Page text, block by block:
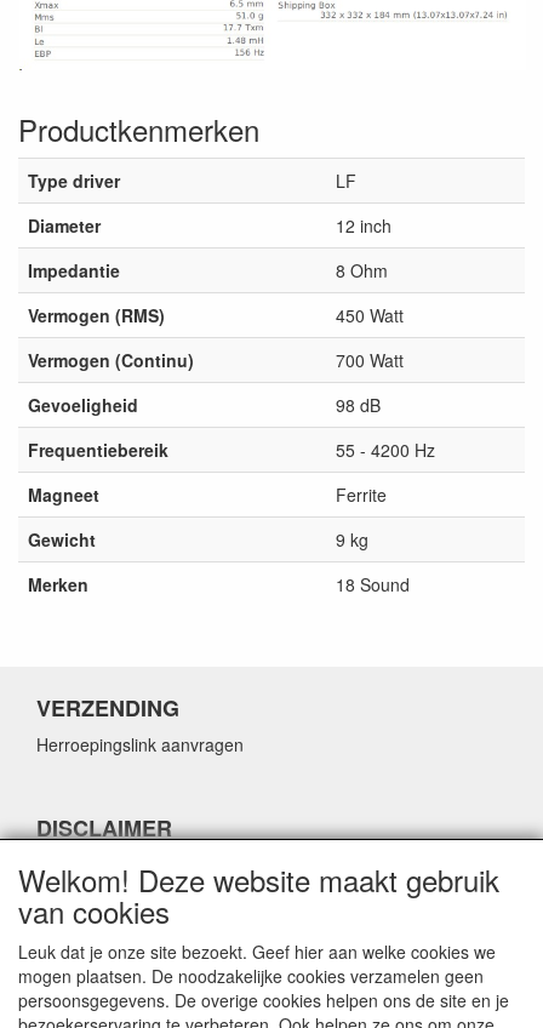
Productkenmerken
Type driver
LF
Diameter
12 inch
Impedantie
8 Ohm
Vermogen (RMS)
450 Watt
Vermogen (Continu)
700 Watt
Gevoeligheid
98 dB
Frequentiebereik
55 - 4200 Hz
Magneet
Ferrite
Gewicht
9 kg
Merken
18 Sound
VERZENDING
Herroepingslink aanvragen
DISCLAIMER
CONTACTGEGEVENS
Welkom! Deze website maakt gebruik
van cookies
Leuk dat je onze site bezoekt. Geef hier aan welke cookies we
mogen plaatsen. De noodzakelijke cookies verzamelen geen
persoonsgegevens. De overige cookies helpen ons de site en je